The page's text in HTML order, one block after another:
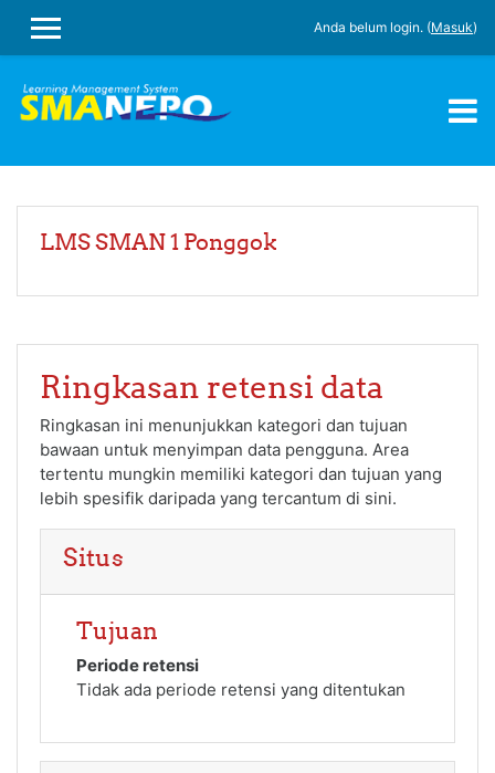
PANEL SAMPING
Anda belum login. (Masuk)
LMS SMAN 1 Ponggok
Ringkasan retensi data
Ringkasan ini menunjukkan kategori dan tujuan
bawaan untuk menyimpan data pengguna. Area
tertentu mungkin memiliki kategori dan tujuan yang
lebih spesifik daripada yang tercantum di sini.
Situs
Tujuan
Periode retensi
Tidak ada periode retensi yang ditentukan